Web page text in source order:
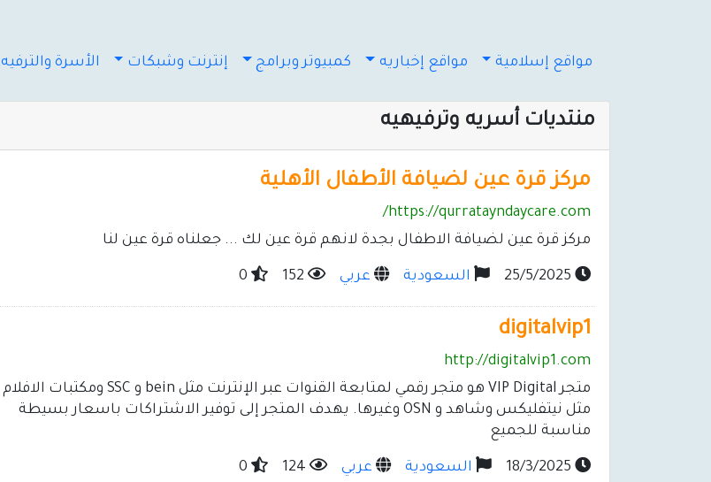
مواقع إسلامية مواقع إخباريه كمبيوتر وبرامج إنترنت وشبكات الأسرة والترفيه
منتديات أسريه وترفيهيه
مركز قرة عين لضيافة الأطفال الأهلية
https://qurratayndaycare.com/
مركز قرة عين لضيافة الاطفال بجدة لانهم قرة عين لك ... جعلناه قرة عين لنا
السعودية عربي
digitalvip1
http://digitalvip1.com
متجر VIP Digital هو متجر رقمي لمتابعة القنوات عبر الإنترنت مثل bein و SSC ومكتبات الافلام
مثل نيتفليكس وشاهد و OSN وغيرها. يهدف المتجر إلى توفير الاشتراكات باسعار بسيطة
مناسبة للجميع
السعودية عربي